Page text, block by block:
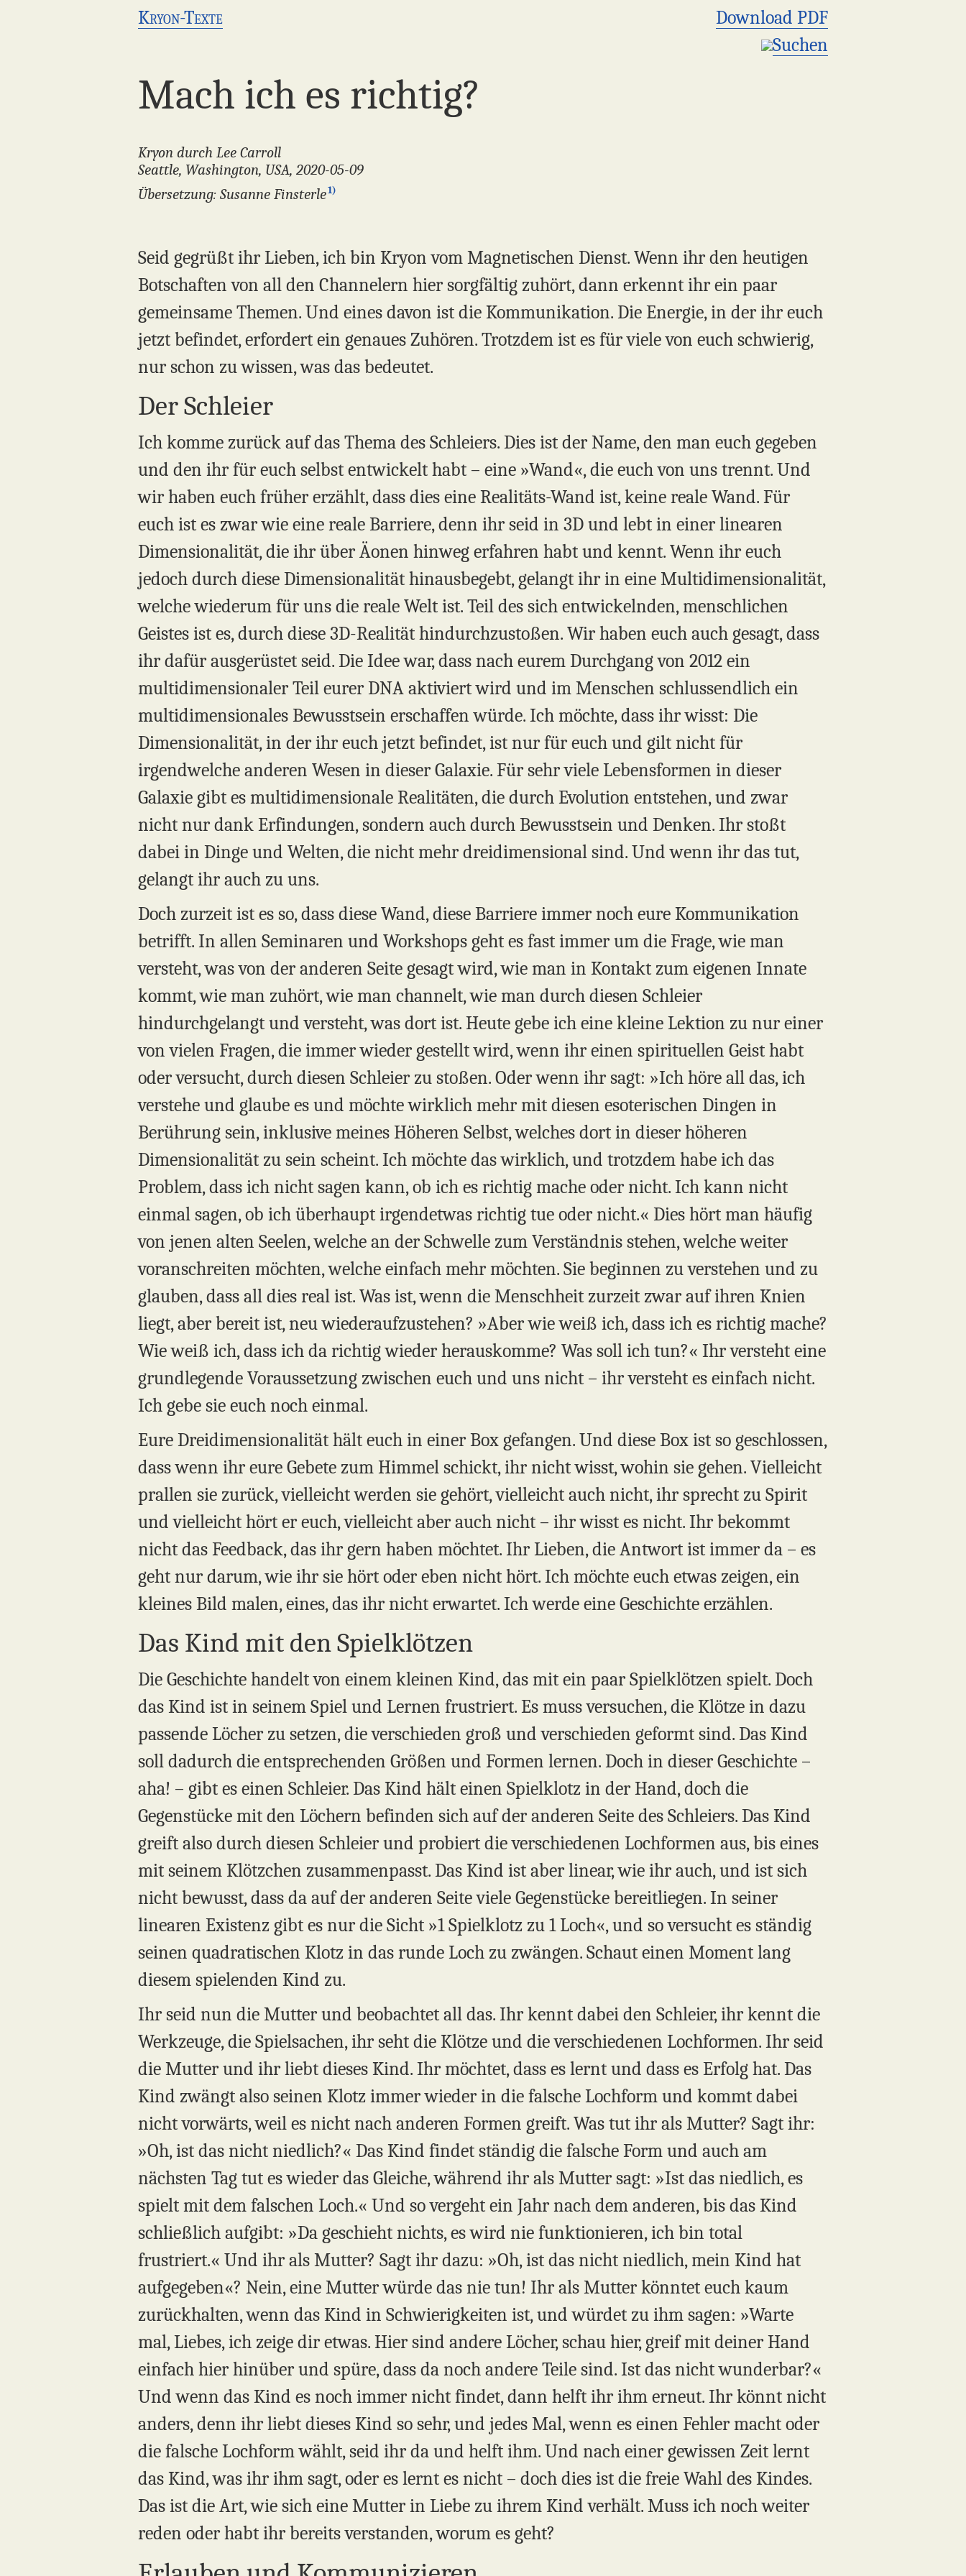
Kryon-Texte
Download PDF
Suchen
Mach ich es richtig?
Kryon durch Lee Carroll
Seattle, Washington, USA, 2020-05-09
Übersetzung: Susanne Finsterle1)
Seid gegrüßt ihr Lieben, ich bin Kryon vom Magnetischen Dienst. Wenn ihr den heutigen
Botschaften von all den Channelern hier sorgfältig zuhört, dann erkennt ihr ein paar
gemeinsame Themen. Und eines davon ist die Kommunikation. Die Energie, in der ihr euch
jetzt befindet, erfordert ein genaues Zuhören. Trotzdem ist es für viele von euch schwierig,
nur schon zu wissen, was das bedeutet.
Der Schleier
Ich komme zurück auf das Thema des Schleiers. Dies ist der Name, den man euch gegeben
und den ihr für euch selbst entwickelt habt – eine »Wand«, die euch von uns trennt. Und
wir haben euch früher erzählt, dass dies eine Realitäts-Wand ist, keine reale Wand. Für
euch ist es zwar wie eine reale Barriere, denn ihr seid in 3D und lebt in einer linearen
Dimensionalität, die ihr über Äonen hinweg erfahren habt und kennt. Wenn ihr euch
jedoch durch diese Dimensionalität hinausbegebt, gelangt ihr in eine Multidimensionalität,
welche wiederum für uns die reale Welt ist. Teil des sich entwickelnden, menschlichen
Geistes ist es, durch diese 3D-Realität hindurchzustoßen. Wir haben euch auch gesagt, dass
ihr dafür ausgerüstet seid. Die Idee war, dass nach eurem Durchgang von 2012 ein
multidimensionaler Teil eurer DNA aktiviert wird und im Menschen schlussendlich ein
multidimensionales Bewusstsein erschaffen würde. Ich möchte, dass ihr wisst: Die
Dimensionalität, in der ihr euch jetzt befindet, ist nur für euch und gilt nicht für
irgendwelche anderen Wesen in dieser Galaxie. Für sehr viele Lebensformen in dieser
Galaxie gibt es multidimensionale Realitäten, die durch Evolution entstehen, und zwar
nicht nur dank Erfindungen, sondern auch durch Bewusstsein und Denken. Ihr stoßt
dabei in Dinge und Welten, die nicht mehr dreidimensional sind. Und wenn ihr das tut,
gelangt ihr auch zu uns.
Doch zurzeit ist es so, dass diese Wand, diese Barriere immer noch eure Kommunikation
betrifft. In allen Seminaren und Workshops geht es fast immer um die Frage, wie man
versteht, was von der anderen Seite gesagt wird, wie man in Kontakt zum eigenen Innate
kommt, wie man zuhört, wie man channelt, wie man durch diesen Schleier
hindurchgelangt und versteht, was dort ist. Heute gebe ich eine kleine Lektion zu nur einer
von vielen Fragen, die immer wieder gestellt wird, wenn ihr einen spirituellen Geist habt
oder versucht, durch diesen Schleier zu stoßen. Oder wenn ihr sagt: »Ich höre all das, ich
verstehe und glaube es und möchte wirklich mehr mit diesen esoterischen Dingen in
Berührung sein, inklusive meines Höheren Selbst, welches dort in dieser höheren
Dimensionalität zu sein scheint. Ich möchte das wirklich, und trotzdem habe ich das
Problem, dass ich nicht sagen kann, ob ich es richtig mache oder nicht. Ich kann nicht
einmal sagen, ob ich überhaupt irgendetwas richtig tue oder nicht.« Dies hört man häufig
von jenen alten Seelen, welche an der Schwelle zum Verständnis stehen, welche weiter
voranschreiten möchten, welche einfach mehr möchten. Sie beginnen zu verstehen und zu
glauben, dass all dies real ist. Was ist, wenn die Menschheit zurzeit zwar auf ihren Knien
liegt, aber bereit ist, neu wiederaufzustehen? »Aber wie weiß ich, dass ich es richtig mache?
Wie weiß ich, dass ich da richtig wieder herauskomme? Was soll ich tun?« Ihr versteht eine
grundlegende Voraussetzung zwischen euch und uns nicht – ihr versteht es einfach nicht.
Ich gebe sie euch noch einmal.
Eure Dreidimensionalität hält euch in einer Box gefangen. Und diese Box ist so geschlossen,
dass wenn ihr eure Gebete zum Himmel schickt, ihr nicht wisst, wohin sie gehen. Vielleicht
prallen sie zurück, vielleicht werden sie gehört, vielleicht auch nicht, ihr sprecht zu Spirit
und vielleicht hört er euch, vielleicht aber auch nicht – ihr wisst es nicht. Ihr bekommt
nicht das Feedback, das ihr gern haben möchtet. Ihr Lieben, die Antwort ist immer da – es
geht nur darum, wie ihr sie hört oder eben nicht hört. Ich möchte euch etwas zeigen, ein
kleines Bild malen, eines, das ihr nicht erwartet. Ich werde eine Geschichte erzählen.
Das Kind mit den Spielklötzen
Die Geschichte handelt von einem kleinen Kind, das mit ein paar Spielklötzen spielt. Doch
das Kind ist in seinem Spiel und Lernen frustriert. Es muss versuchen, die Klötze in dazu
passende Löcher zu setzen, die verschieden groß und verschieden geformt sind. Das Kind
soll dadurch die entsprechenden Größen und Formen lernen. Doch in dieser Geschichte –
aha! – gibt es einen Schleier. Das Kind hält einen Spielklotz in der Hand, doch die
Gegenstücke mit den Löchern befinden sich auf der anderen Seite des Schleiers. Das Kind
greift also durch diesen Schleier und probiert die verschiedenen Lochformen aus, bis eines
mit seinem Klötzchen zusammenpasst. Das Kind ist aber linear, wie ihr auch, und ist sich
nicht bewusst, dass da auf der anderen Seite viele Gegenstücke bereitliegen. In seiner
linearen Existenz gibt es nur die Sicht »1 Spielklotz zu 1 Loch«, und so versucht es ständig
seinen quadratischen Klotz in das runde Loch zu zwängen. Schaut einen Moment lang
diesem spielenden Kind zu.
Ihr seid nun die Mutter und beobachtet all das. Ihr kennt dabei den Schleier, ihr kennt die
Werkzeuge, die Spielsachen, ihr seht die Klötze und die verschiedenen Lochformen. Ihr seid
die Mutter und ihr liebt dieses Kind. Ihr möchtet, dass es lernt und dass es Erfolg hat. Das
Kind zwängt also seinen Klotz immer wieder in die falsche Lochform und kommt dabei
nicht vorwärts, weil es nicht nach anderen Formen greift. Was tut ihr als Mutter? Sagt ihr:
»Oh, ist das nicht niedlich?« Das Kind findet ständig die falsche Form und auch am
nächsten Tag tut es wieder das Gleiche, während ihr als Mutter sagt: »Ist das niedlich, es
spielt mit dem falschen Loch.« Und so vergeht ein Jahr nach dem anderen, bis das Kind
schließlich aufgibt: »Da geschieht nichts, es wird nie funktionieren, ich bin total
frustriert.« Und ihr als Mutter? Sagt ihr dazu: »Oh, ist das nicht niedlich, mein Kind hat
aufgegeben«? Nein, eine Mutter würde das nie tun! Ihr als Mutter könntet euch kaum
zurückhalten, wenn das Kind in Schwierigkeiten ist, und würdet zu ihm sagen: »Warte
mal, Liebes, ich zeige dir etwas. Hier sind andere Löcher, schau hier, greif mit deiner Hand
einfach hier hinüber und spüre, dass da noch andere Teile sind. Ist das nicht wunderbar?«
Und wenn das Kind es noch immer nicht findet, dann helft ihr ihm erneut. Ihr könnt nicht
anders, denn ihr liebt dieses Kind so sehr, und jedes Mal, wenn es einen Fehler macht oder
die falsche Lochform wählt, seid ihr da und helft ihm. Und nach einer gewissen Zeit lernt
das Kind, was ihr ihm sagt, oder es lernt es nicht – doch dies ist die freie Wahl des Kindes.
Das ist die Art, wie sich eine Mutter in Liebe zu ihrem Kind verhält. Muss ich noch weiter
reden oder habt ihr bereits verstanden, worum es geht?